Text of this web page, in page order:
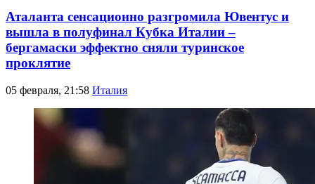
Аталанта сенсационно разгромила Ювентус и
вышла в полуфинал Кубка Италии –
бергамаски эффектно сняли туринское
проклятие
05 февраля, 21:58 Италия